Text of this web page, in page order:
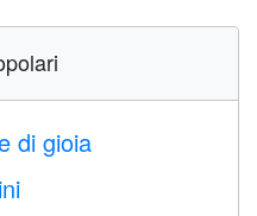
di gioia